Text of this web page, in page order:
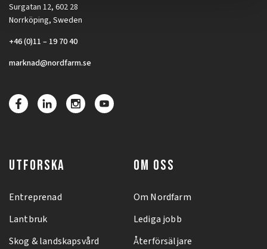
Surgatan 12, 602 28
Norrköping, Sweden
+46 (0)11 – 19 70 40
marknad@nordfarm.se
UTFORSKA
Entreprenad
Lantbruk
Skog & landskapsvård
OM OSS
Om Nordfarm
Lediga jobb
Återförsäljare